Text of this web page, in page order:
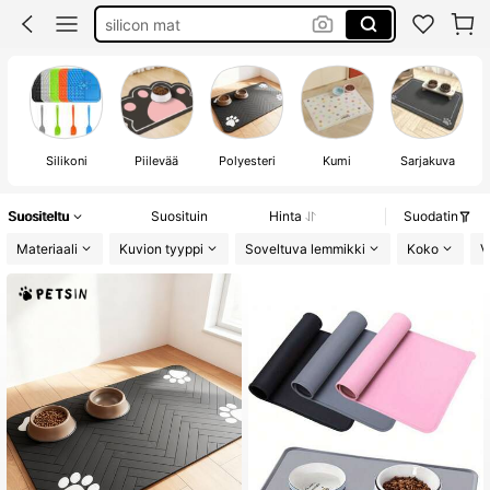
dog stuff
pet food mat
Silikoni Piilevää Polyesteri Kumi Sarjakuva
Suositeltu Suosituin Hinta
Suodatin
Materiaali
Kuvion tyyppi Soveltuva lemmikki Koko